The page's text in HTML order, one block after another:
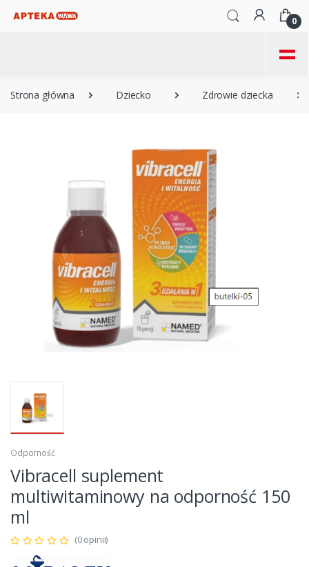
0
=
Strona główna Dziecko Zdrowie dziecka
Odporność
Vibracell suplement
multiwitaminowy na odporność 150
ml
(0 opinii)